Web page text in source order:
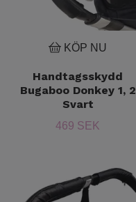
KÖP NU
Handtagsskydd
Bugaboo Donkey 1, 2
Svart
469 SEK